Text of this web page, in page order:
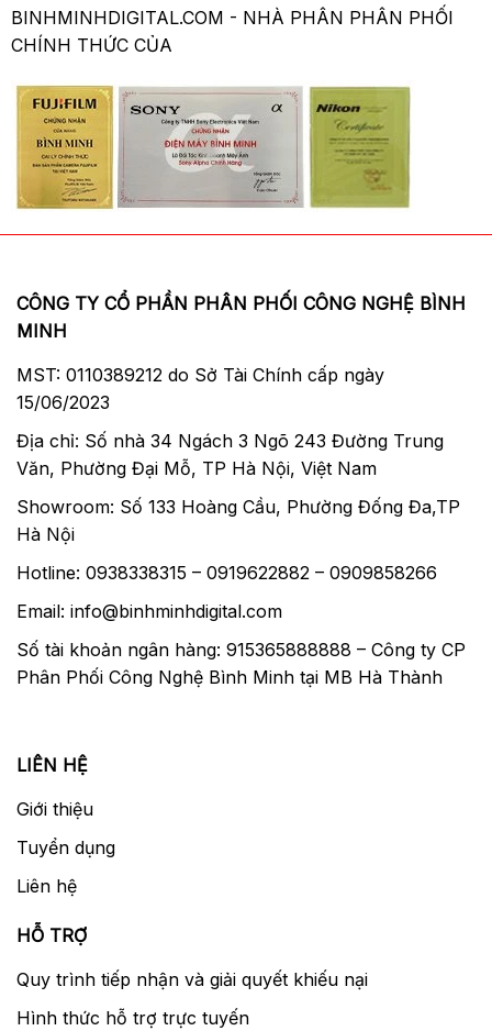
BINHMINHDIGITAL.COM - NHÀ PHÂN PHÂN PHỐI
CHÍNH THỨC CỦA
CÔNG TY CỔ PHẦN PHÂN PHỐI CÔNG NGHỆ BÌNH
MINH
MST: 0110389212 do Sở Tài Chính cấp ngày
15/06/2023
Địa chỉ: Số nhà 34 Ngách 3 Ngõ 243 Đường Trung
Văn, Phường Đại Mỗ, TP Hà Nội, Việt Nam
Showroom: Số 133 Hoàng Cầu, Phường Đống Đa,TP
Hà Nội
Hotline: 0938338315 – 0919622882 – 0909858266
Email: info@binhminhdigital.com
Số tài khoản ngân hàng: 915365888888 – Công ty CP
Phân Phối Công Nghệ Bình Minh tại MB Hà Thành
LIÊN HỆ
Giới thiệu
Tuyển dụng
Liên hệ
HỖ TRỢ
Quy trình tiếp nhận và giải quyết khiếu nại
Hình thức hỗ trợ trực tuyến